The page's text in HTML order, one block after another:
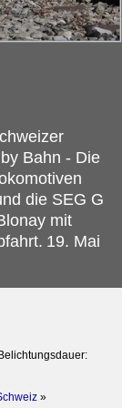
Bahn - Die
die SEG G
mit
19. Mai
»